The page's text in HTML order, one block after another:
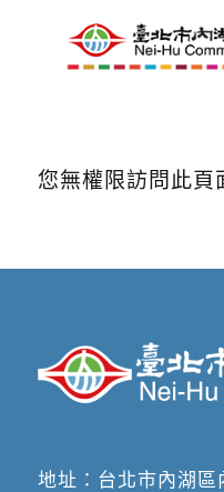
您無權限訪問此頁
地址： 台北市內湖